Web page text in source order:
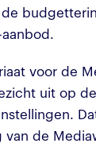
de
voor de
uit op
van de